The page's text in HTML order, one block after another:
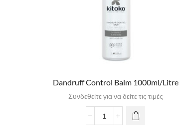
Dandruff Control Balm 1000ml/Litre
Συνδεθείτε για να δείτε τις τιμές